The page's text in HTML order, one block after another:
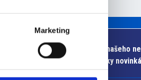
Marketing
Přihlaste se k odběru našeho
Zůstaňte v obraze díky